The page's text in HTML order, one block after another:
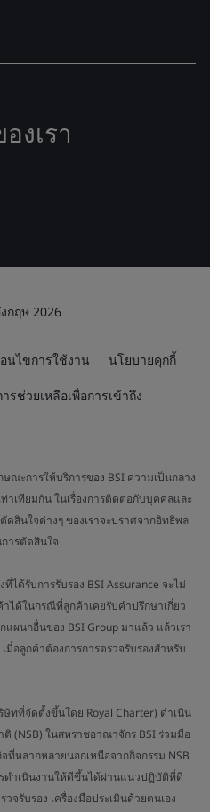
งเรา
กฤษ 2026
อนไขการใช้งาน นโยบายคุกกี้
ารช่วยเหลือเพื่อการเข้าถึง
ณะการให้บริการของ BSI ความเป็นกลาง
าเทียมกัน ในเรื่องการติดต่อกับบุคคลและ
สินใจต่างๆ ของเราจะปราศจากอิทธิพล
ารตัดสินใจ
ได้รับการรับรอง BSI Assurance จะไม่
ได้ในกรณีที่ลูกค้าเคยรับคำปรึกษาเกี่ยว
ผนกอื่นของ BSI Group มาแล้ว แล้วเรา
มื่อลูกค้าต้องการการตรวจรับรองสำหรับ
ทที่จัดตั้งขึ้นโดย Royal Charter) ดำเนิน
(NSB) ในสหราชอาณาจักร BSI ร่วมมือ
ที่หลากหลายนอกเหนือจากกิจกรรม NSB
ดำเนินงานให้ดีขึ้นได้ผ่านแนวปฏิบัติที่ดี
จรับรอง เครื่องมือประเมินด้วยตนเอง